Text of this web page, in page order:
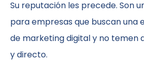
Su reputación les precede. Son
para empresas que buscan una
de marketing digital y no temen
y directo.